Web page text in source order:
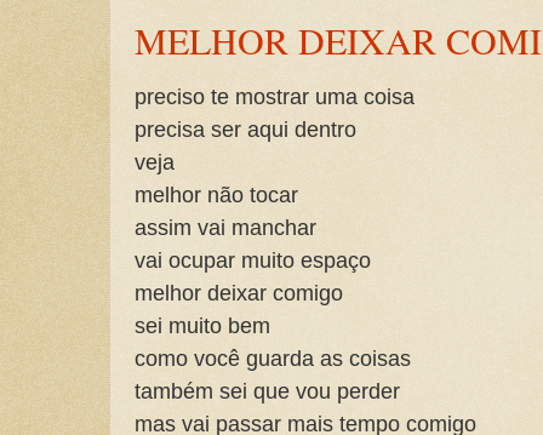
MELHOR DEIXAR
preciso te mostrar uma coisa
precisa ser aqui dentro
veja
melhor não tocar
assim vai manchar
vai ocupar muito espaço
melhor deixar comigo
sei muito bem
como você guarda as coisas
também sei que vou perder
mas vai passar mais tempo comigo